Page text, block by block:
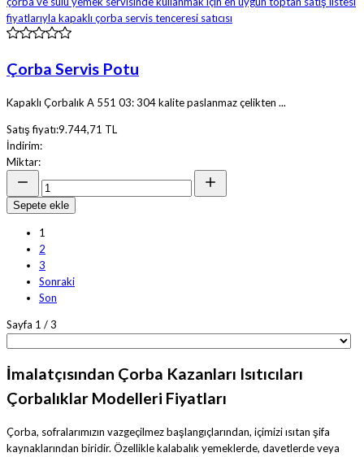
Çorba Servis Potu
Kapaklı Çorbalık A 551 03: 304 kalite paslanmaz çelikten ...
Satış fiyatı:9.744,71 TL
İndirim:
Miktar:
Sepete ekle
1
2
3
Sonraki
Son
Sayfa 1 / 3
İmalatçısından Çorba Kazanları Isıtıcıları
Çorbalıklar Modelleri Fiyatları
Çorba, sofralarımızın vazgeçilmez başlangıçlarından, içimizi ısıtan şifa
kaynaklarından biridir. Özellikle kalabalık yemeklerde, davetlerde veya